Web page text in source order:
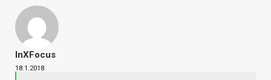
InXFocus
18.1.2018